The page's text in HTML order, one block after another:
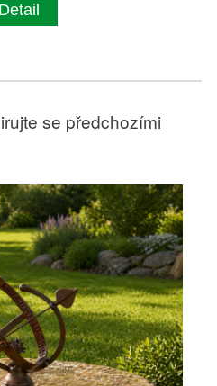
Detail
se předchozími